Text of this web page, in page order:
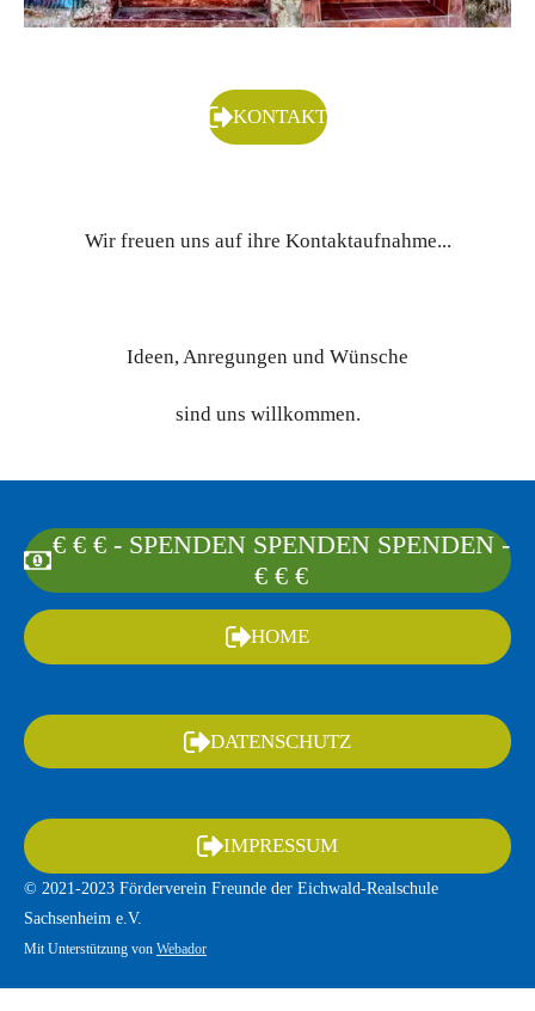
KONTAKT
Wir freuen uns auf ihre Kontaktaufnahme...
Ideen, Anregungen und Wünsche
sind uns willkommen.
€ € € - SPENDEN SPENDEN SPENDEN -
€ € €
HOME
DATENSCHUTZ
IMPRESSUM
© 2021-2023 Förderverein Freunde der Eichwald-Realschule
Sachsenheim e.V.
Mit Unterstützung von Webador